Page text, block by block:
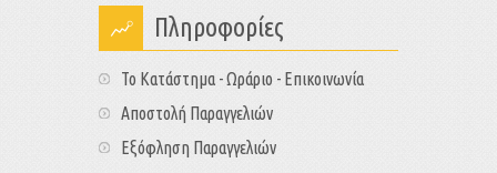
Πληροφορίες
Το Κατάστημα - Ωράριο - Επικοινωνία
Αποστολή Παραγγελιών
Εξόφληση Παραγγελιών